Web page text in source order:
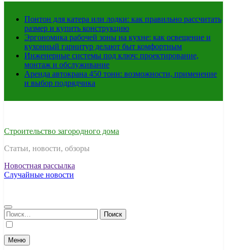
Понтон для катера или лодки: как правильно рассчитать
размер и купить конструкцию
Эргономика рабочей зоны на кухне: как освещение и
кухонный гарнитур делают быт комфортным
Инженерные системы под ключ: проектирование,
монтаж и обслуживание
Аренда автокрана 450 тонн: возможности, применение
и выбор подрядчика
Строительство загородного дома
Статьи, новости, обзоры
Новостная рассылка
Случайные новости
Найти:
Меню